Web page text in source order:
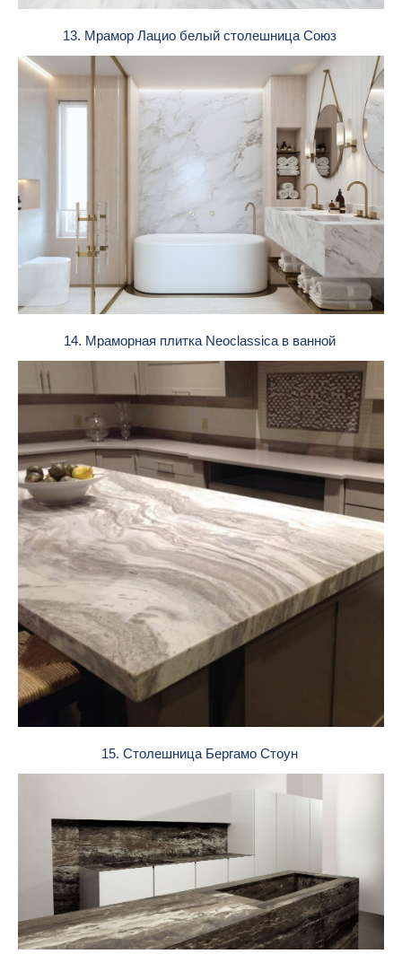
13. Мрамор Лацио белый столешница Союз
14. Мраморная плитка Neoclassica в ванной
15. Столешница Бергамо Стоун